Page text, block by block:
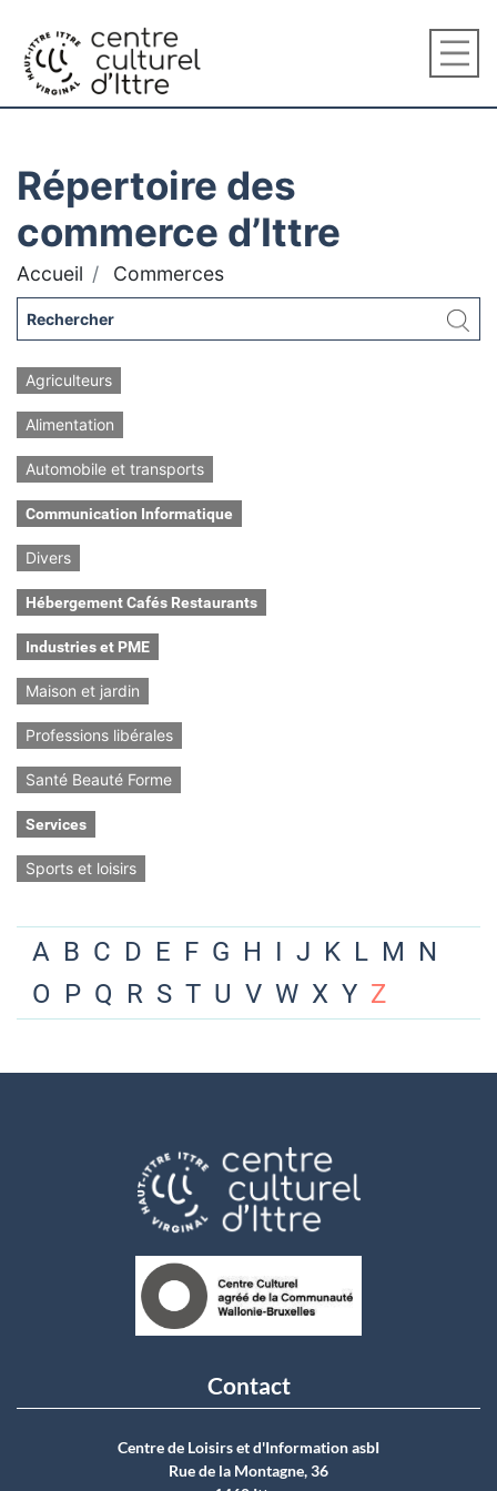
Répertoire des
commerce d’Ittre
Accueil Commerces
Agriculteurs
Alimentation
Automobile et transports
Communication Informatique
Divers
Hébergement Cafés Restaurants
Industries et PME
Maison et jardin
Professions libérales
Santé Beauté Forme
Services
Sports et loisirs
A B C D E F G H I J K L M N
O P Q R S T U V W X Y Z
Contact
Centre de Loisirs et d'Information asbI
Rue de la Montagne, 36